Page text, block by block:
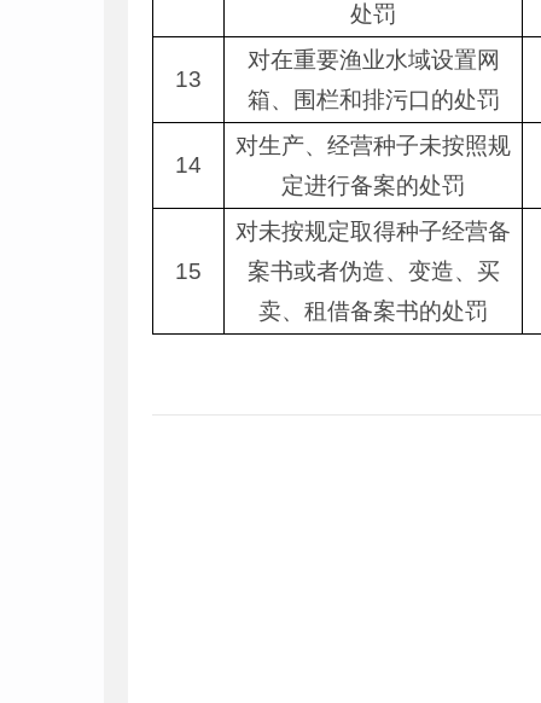
处罚
13
对在重要渔业水域设置网
箱、围栏和排污口的处罚
14
对生产、经营种子未按照规
定进行备案的处罚
15
对未按规定取得种子经营备
案书或者伪造、变造、买
卖、租借备案书的处罚